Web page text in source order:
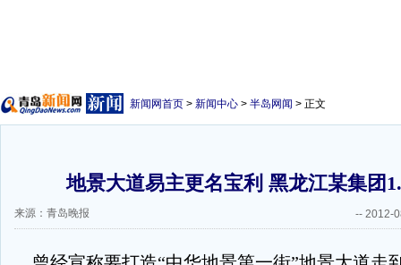
新闻网首页 > 新闻中心 > 半岛网闻 > 正文
地景大道易主更名宝利 黑龙江某集团
来源：青岛晚报 -- 2012-